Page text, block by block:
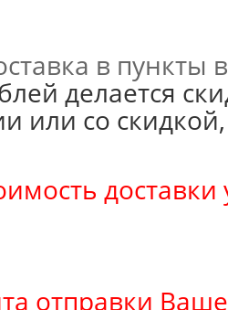
в пункты
делается
или со
доставки
отправки